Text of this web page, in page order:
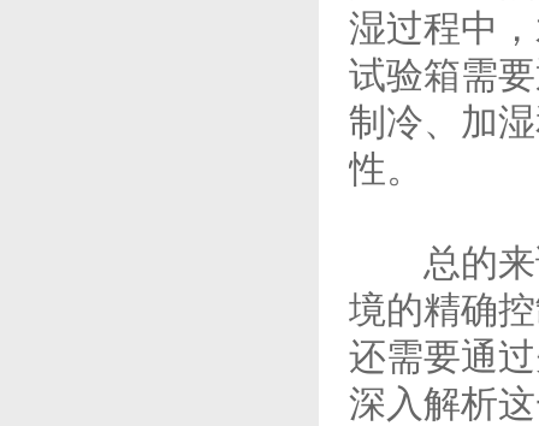
湿过程中
试验箱需
制冷、加
性。
总的来说
境的精确
还需要通
深入解析